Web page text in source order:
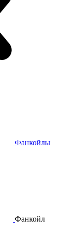
Фанкойлы
Фанкойл